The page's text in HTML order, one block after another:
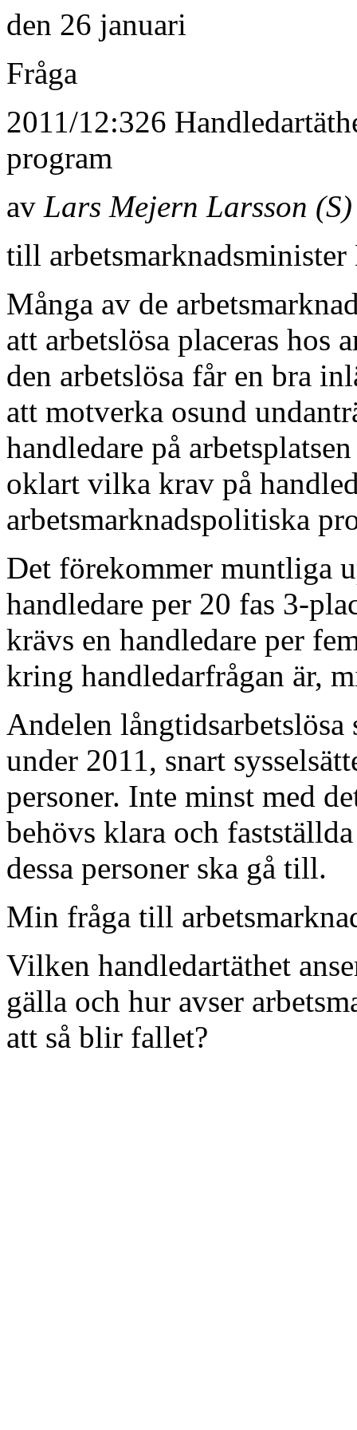
den 26 januari
Fråga
2011/12:326
program
av Lars Mejern Larsson (S)
till
Många av de
att arbetslösa placeras hos
den arbetslösa får en bra
att motverka osund
handledare på
oklart vilka krav på
arbetsmarknadspolitiska
Det förekommer muntliga
handledare per 20 fas 3-
krävs en handledare per
kring handledarfrågan är,
Andelen
under 2011, snart
personer. Inte minst med
behövs klara och
dessa personer ska gå till.
Min fråga till
Vilken handledartäthet
gälla och hur avser
att så blir fallet?